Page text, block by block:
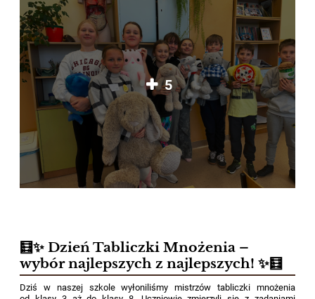
5
🧮✨ Dzień Tabliczki Mnożenia –
wybór najlepszych z najlepszych! ✨🧮
Dziś w naszej szkole wyłoniliśmy mistrzów tabliczki mnożenia